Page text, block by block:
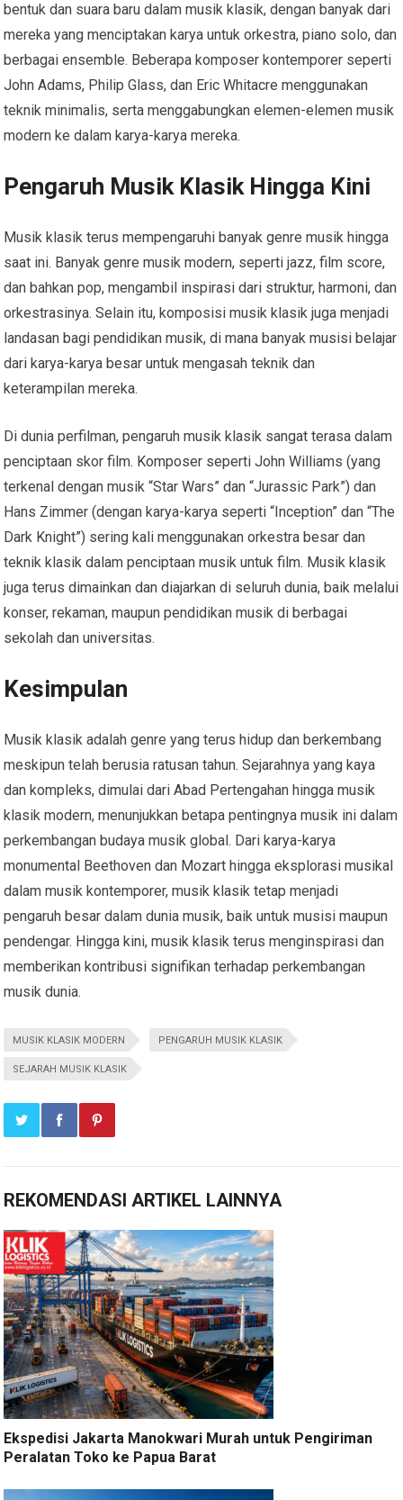
bentuk dan suara baru dalam musik klasik, dengan banyak dari
mereka yang menciptakan karya untuk orkestra, piano solo, dan
berbagai ensemble. Beberapa komposer kontemporer seperti
John Adams, Philip Glass, dan Eric Whitacre menggunakan
teknik minimalis, serta menggabungkan elemen-elemen musik
modern ke dalam karya-karya mereka.
Pengaruh Musik Klasik Hingga Kini
Musik klasik terus mempengaruhi banyak genre musik hingga
saat ini. Banyak genre musik modern, seperti jazz, film score,
dan bahkan pop, mengambil inspirasi dari struktur, harmoni, dan
orkestrasinya. Selain itu, komposisi musik klasik juga menjadi
landasan bagi pendidikan musik, di mana banyak musisi belajar
dari karya-karya besar untuk mengasah teknik dan
keterampilan mereka.
Di dunia perfilman, pengaruh musik klasik sangat terasa dalam
penciptaan skor film. Komposer seperti John Williams (yang
terkenal dengan musik “Star Wars” dan “Jurassic Park”) dan
Hans Zimmer (dengan karya-karya seperti “Inception” dan “The
Dark Knight”) sering kali menggunakan orkestra besar dan
teknik klasik dalam penciptaan musik untuk film. Musik klasik
juga terus dimainkan dan diajarkan di seluruh dunia, baik melalui
konser, rekaman, maupun pendidikan musik di berbagai
sekolah dan universitas.
Kesimpulan
Musik klasik adalah genre yang terus hidup dan berkembang
meskipun telah berusia ratusan tahun. Sejarahnya yang kaya
dan kompleks, dimulai dari Abad Pertengahan hingga musik
klasik modern, menunjukkan betapa pentingnya musik ini dalam
perkembangan budaya musik global. Dari karya-karya
monumental Beethoven dan Mozart hingga eksplorasi musikal
dalam musik kontemporer, musik klasik tetap menjadi
pengaruh besar dalam dunia musik, baik untuk musisi maupun
pendengar. Hingga kini, musik klasik terus menginspirasi dan
memberikan kontribusi signifikan terhadap perkembangan
musik dunia.
MUSIK KLASIK MODERN PENGARUH MUSIK KLASIK
SEJARAH MUSIK KLASIK
REKOMENDASI ARTIKEL LAINNYA
Ekspedisi Jakarta Manokwari Murah untuk Pengiriman
Peralatan Toko ke Papua Barat